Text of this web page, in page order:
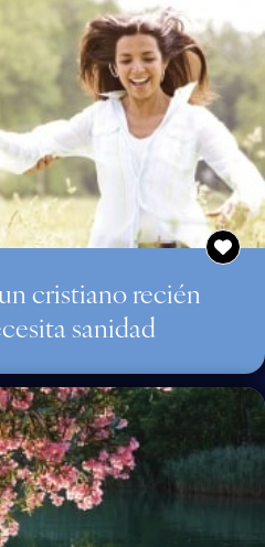
cristiano recién
sanidad